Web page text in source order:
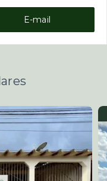
E-mail